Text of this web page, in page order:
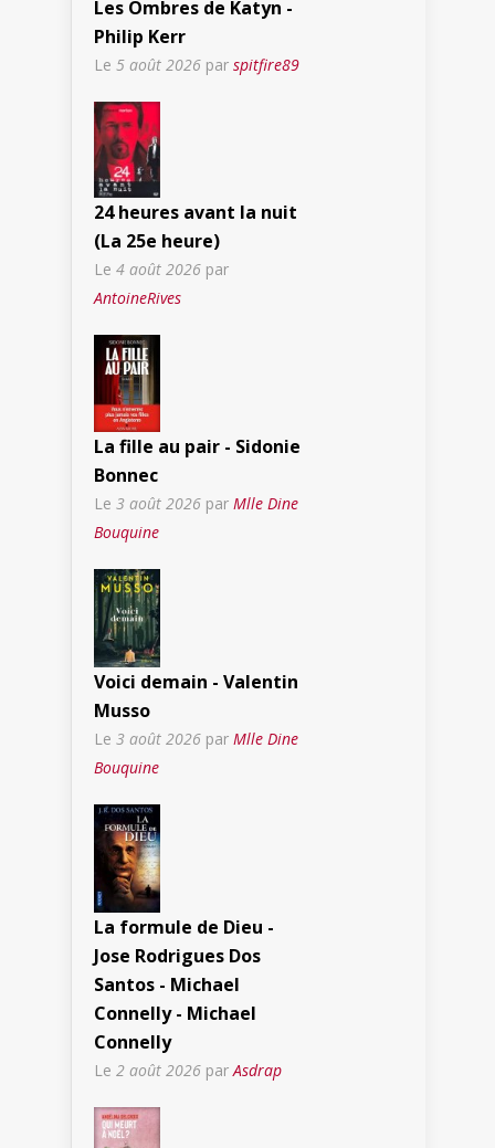
Les Ombres de Katyn -
Philip Kerr
Le 5 août 2026 par spitfire89
24 heures avant la nuit
(La 25e heure)
Le 4 août 2026 par
AntoineRives
La fille au pair - Sidonie
Bonnec
Le 3 août 2026 par Mlle Dine
Bouquine
Voici demain - Valentin
Musso
Le 3 août 2026 par Mlle Dine
Bouquine
La formule de Dieu -
Jose Rodrigues Dos
Santos - Michael
Connelly - Michael
Connelly
Le 2 août 2026 parAsdrap